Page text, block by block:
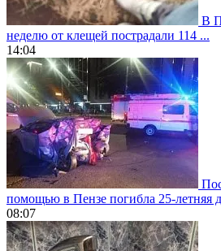
В
неделю от клещей пострадали 114 ...
14:04
помощью в Пензе погибла 25-летняя
08:07